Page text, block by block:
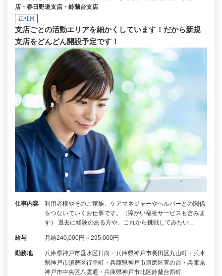
店・春日野道支店・鈴蘭台支店
正社員
支店ごとの活動エリアを細かくしています！だから新規
支店をどんどん開設予定です！
仕事内容
利用者様やそのご家族、ケアマネジャーやヘルパーとの関係
をつないでいくお仕事です。（障がい福祉サービスも含みま
す） 過去に経験のある方や、これから挑戦してみたい…
給与 月給240,000円～295,000円
勤務地
兵庫県神戸市垂水区日向・兵庫県神戸市長田区丸山町・兵庫
県神戸市須磨区行幸町・兵庫県神戸市須磨区菅の台・兵庫県
神戸市中央区八雲通・兵庫県神戸市北区鈴蘭台西町